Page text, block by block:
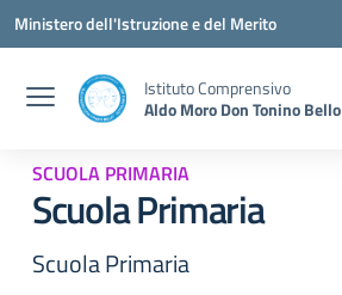
Vai ai contenuti
Vai al menu di navigazione
Vai al footer
Ministero dell'Istruzione e del Merito
Istituto Comprensivo
Aldo Moro Don Tonino Bello
SCUOLA PRIMARIA
Scuola Primaria
Scuola Primaria